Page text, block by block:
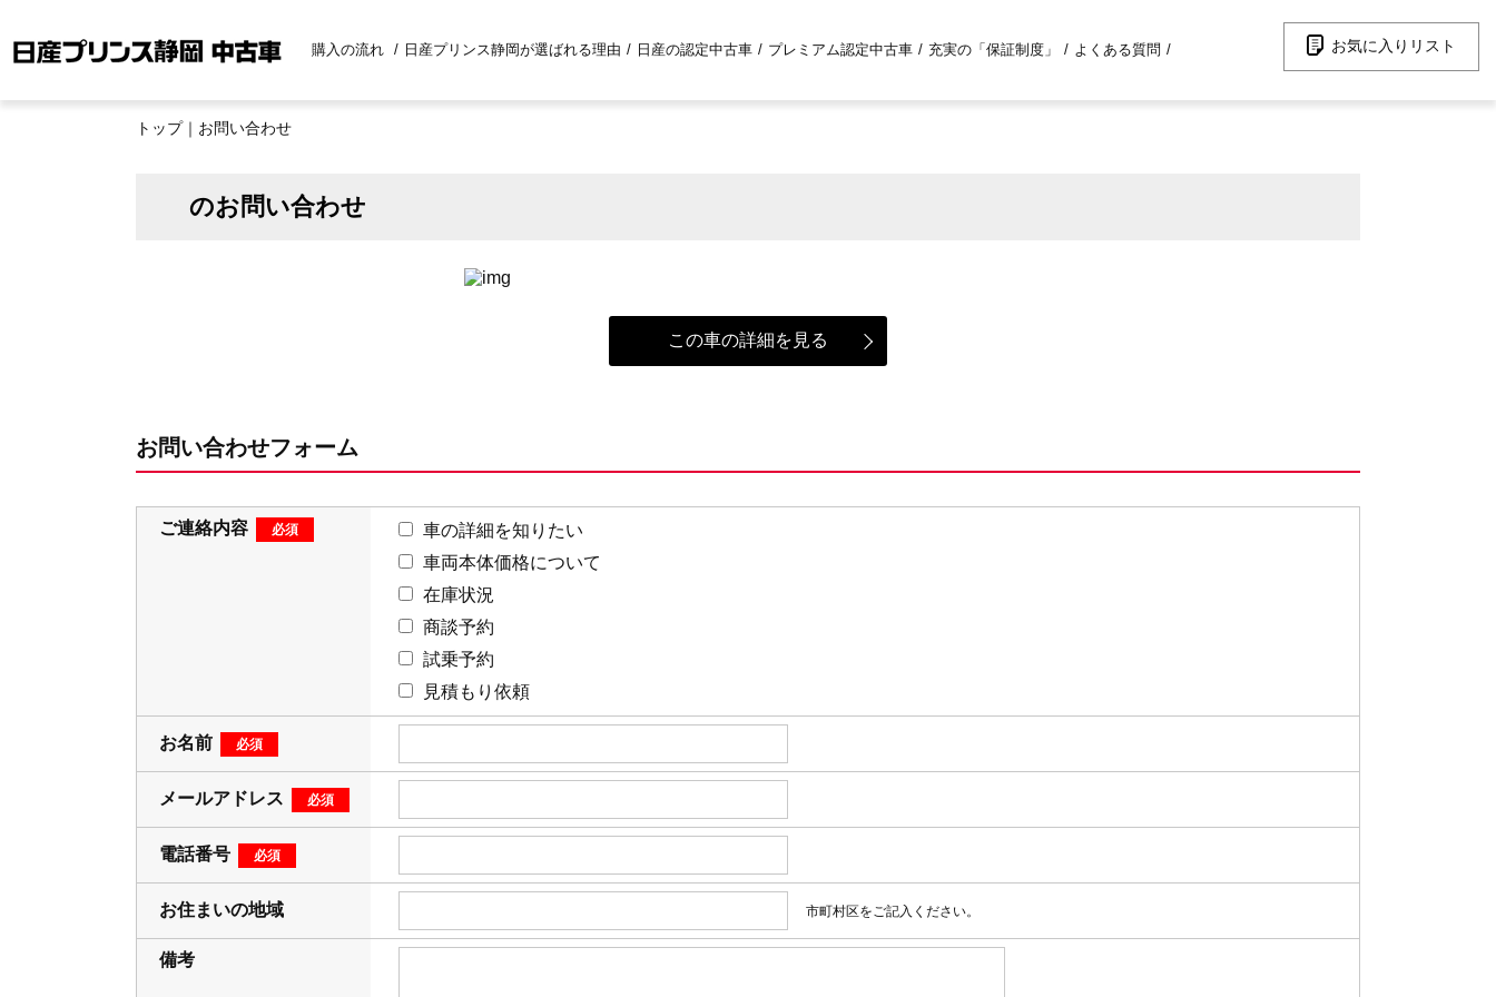
購入の流れ 日産プリンス静岡が選ばれる理由 日産の認定中古車 プレミアム認定中古車 充実の「保証制度」 よくある質問 お気に入りリスト
トップ｜お問い合わせ
のお問い合わせ
この車の詳細を見る
お問い合わせフォーム
ご連絡内容
車の詳細を知りたい
車両本体価格について
在庫状況
商談予約
試乗予約
見積もり依頼
お名前
メールアドレス
電話番号
お住まいの地域 市町村区をご記入ください。
備考